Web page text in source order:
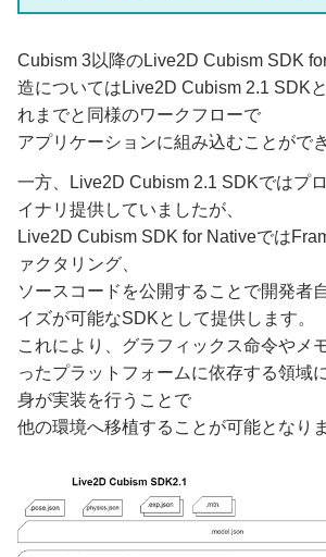
Cubism 3以降のLive2D Cubism SDK
造についてはLive2D Cubism 2.1 SDK
れまでと同様のワークフローで
アプリケーションに組み込むことがで
一方、Live2D Cubism 2.1 SDKではプ
イナリ提供していましたが、
Live2D Cubism SDK for Nativeでは
ァクタリング、
ソースコードを公開することで開発者
イズが可能なSDKとして提供します。
これにより、グラフィックス命令やメ
ったプラットフォームに依存する領域
身が実装を行うことで
他の環境へ移植することが可能となり